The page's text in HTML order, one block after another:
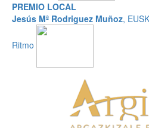
PREMIO LOCAL
Jesús Mª Rodriguez Muñoz,
Ritmo